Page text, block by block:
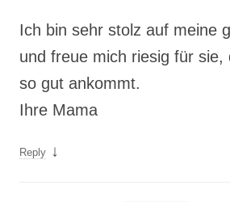
Ich bin sehr stolz auf meine
und freue mich riesig für sie,
so gut ankommt.
Ihre Mama
Reply ↓